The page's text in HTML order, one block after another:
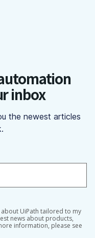
inbox
the newest articles
UiPath tailored to my
news about products,
information, please see